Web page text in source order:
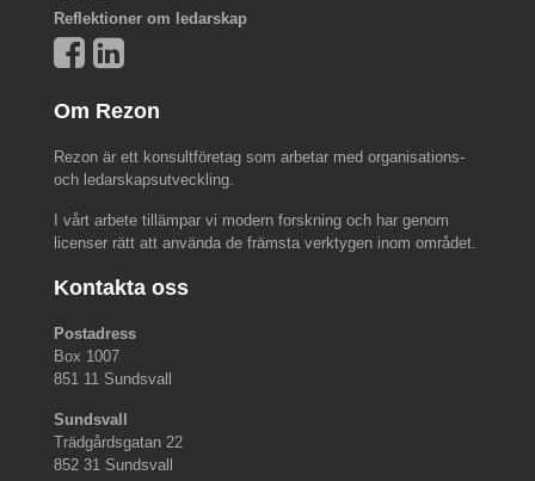
Reflektioner om ledarskap
Om Rezon
Rezon är ett konsultföretag som arbetar med organisations-
och ledarskapsutveckling.
I vårt arbete tillämpar vi modern forskning och har genom
licenser rätt att använda de främsta verktygen inom området.
Kontakta oss
Postadress
Box 1007
851 11 Sundsvall
Sundsvall
Trädgårdsgatan 22
852 31 Sundsvall